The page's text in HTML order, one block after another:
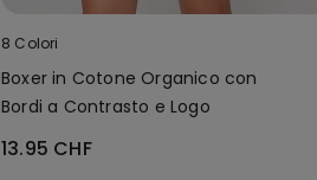
8 Colori
Boxer in Cotone Organico con
Bordi a Contrasto e Logo
13.95 CHF